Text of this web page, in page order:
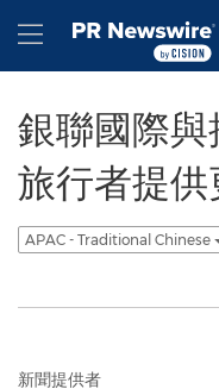
Hamburger menu
銀聯國際
旅行者提
APAC - Traditional Chinese
新聞提供者